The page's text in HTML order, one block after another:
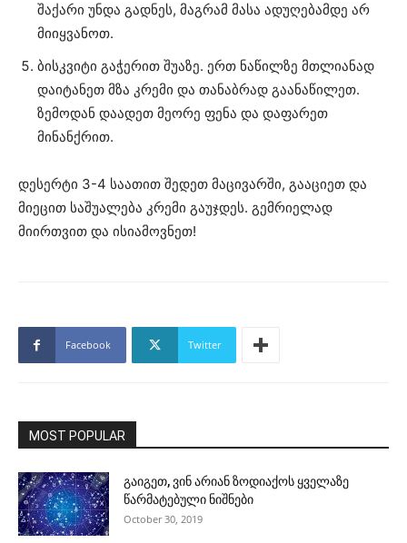
შაქარი უნდა გადნეს, მაგრამ მასა ადუღებამდე არ
მიიყვანოთ.
ბისკვიტი გაჭერით შუაზე. ერთ ნაწილზე მთლიანად
დაიტანეთ მზა კრემი და თანაბრად გაანაწილეთ.
ზემოდან დაადეთ მეორე ფენა და დაფარეთ
მინანქრით.
დესერტი 3-4 საათით შედეთ მაცივარში, გააციეთ და
მიეცით საშუალება კრემი გაუჯდეს. გემრიელად
მიირთვით და ისიამოვნეთ!
Facebook Twitter
MOST POPULAR
გაიგეთ, ვინ არიან ზოდიაქოს ყველაზე
წარმატებული ნიშნები
October 30, 2019